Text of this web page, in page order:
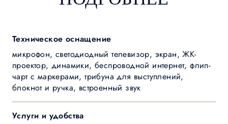
Техническое оснащение
микрофон, светодиодный телевизор, экран, ЖК-
проектор, динамики, беспроводной интернет, флип-
чарт с маркерами, трибуна для выступлений,
блокнот и ручка, встроенный звук
Услуги и удобства